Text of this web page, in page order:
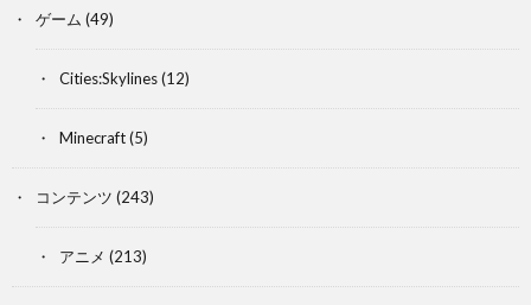
ゲーム (49)
Cities:Skylines(12)
Minecraft(5)
コンテンツ (243)
アニメ (213)